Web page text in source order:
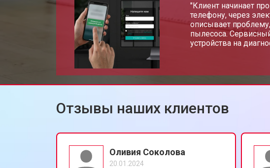
"Клиент начинает
телефону, через
описывает
пылесоса.
устройства на
Отзывы наших клиентов
Оливия Соколова
20.01.2024